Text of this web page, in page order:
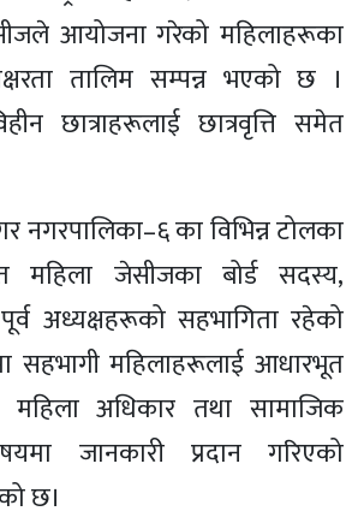
आयोजना गरेको महिलाहरूका
तालिम सम्पन्न भएको छ ।
छात्राहरूलाई छात्रवृत्ति समेत
नगरपालिका–६ का विभिन्न टोलका
महिला जेसीजका बोर्ड सदस्य,
अध्यक्षहरूको सहभागिता रहेको
सहभागी महिलाहरूलाई आधारभूत
महिला अधिकार तथा सामाजिक
जानकारी प्रदान गरिएको
छ।